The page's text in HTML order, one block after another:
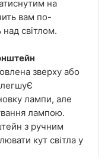
на
вам по-
світлом.
зверху або
лампи, але
лампою.
з ручним
кут світла у